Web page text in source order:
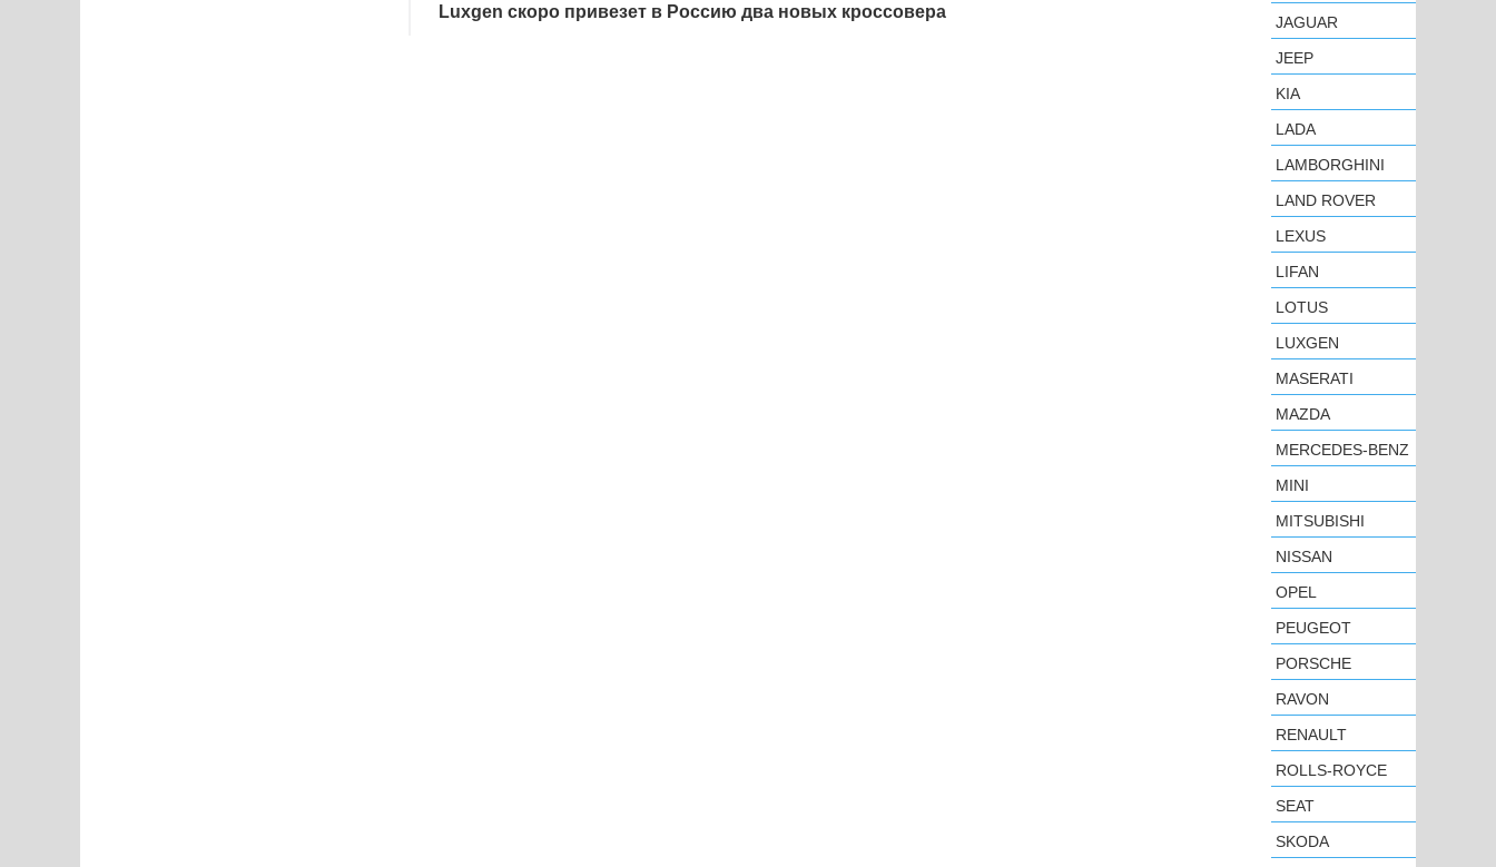
Luxgen скоро привезет в Россию два новых кроссовера
JAGUAR
JEEP
KIA
LADA
LAMBORGHINI
LAND ROVER
LEXUS
LIFAN
LOTUS
LUXGEN
MASERATI
MAZDA
MERCEDES-BENZ
MINI
MITSUBISHI
NISSAN
OPEL
PEUGEOT
PORSCHE
RAVON
RENAULT
ROLLS-ROYCE
SEAT
SKODA